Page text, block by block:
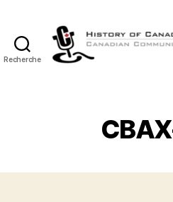
Recherche